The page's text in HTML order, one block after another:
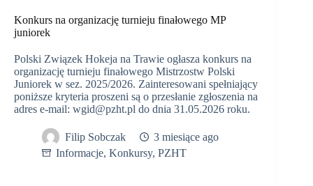
Konkurs na organizację turnieju finałowego MP
juniorek
Polski Związek Hokeja na Trawie ogłasza konkurs na
organizację turnieju finałowego Mistrzostw Polski
Juniorek w sez. 2025/2026. Zainteresowani spełniający
poniższe kryteria proszeni są o przesłanie zgłoszenia na
adres e-mail: wgid@pzht.pl do dnia 31.05.2026 roku.
Filip Sobczak
3 miesiące ago
Informacje, Konkursy, PZHT